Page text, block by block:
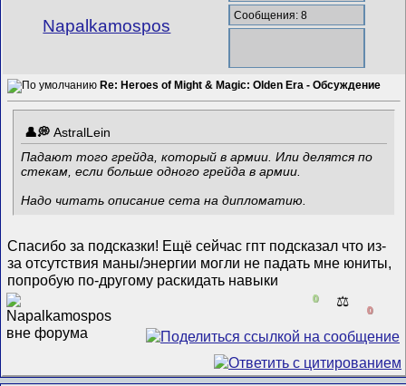
Napalkamospos
Сообщения: 8
Re: Heroes of Might & Magic: Olden Era - Обсуждение
AstralLein
Падают того грейда, который в армии. Или делятся по
стекам, если больше одного грейда в армии.
Надо читать описание сета на дипломатию.
Спасибо за подсказки! Ещё сейчас гпт подсказал что из-
за отсутствия маны/энергии могли не падать мне юниты,
попробую по-другому раскидать навыки
0 ⚖️
0